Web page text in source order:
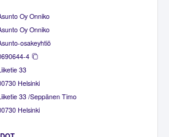
Oy Onniko
Oy Onniko
osakeyhtiö
4
33
Helsinki
33 /Seppänen Timo
Helsinki